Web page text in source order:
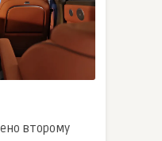
второму